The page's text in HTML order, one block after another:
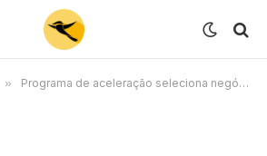
» Programa de aceleração seleciona negócios e organizações sociais que fomentam empreendedorismo e geração de renda